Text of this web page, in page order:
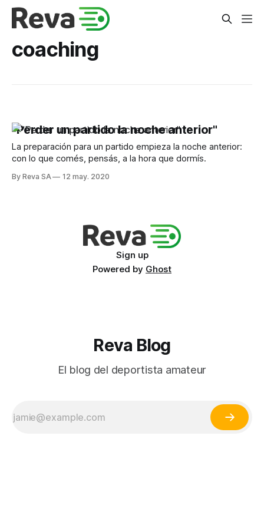
coaching
"Perder un partido la noche anterior"
La preparación para un partido empieza la noche anterior:
con lo que comés, pensás, a la hora que dormís.
By Reva SA 12 may. 2020
Sign up
Powered by Ghost
Reva Blog
El blog del deportista amateur